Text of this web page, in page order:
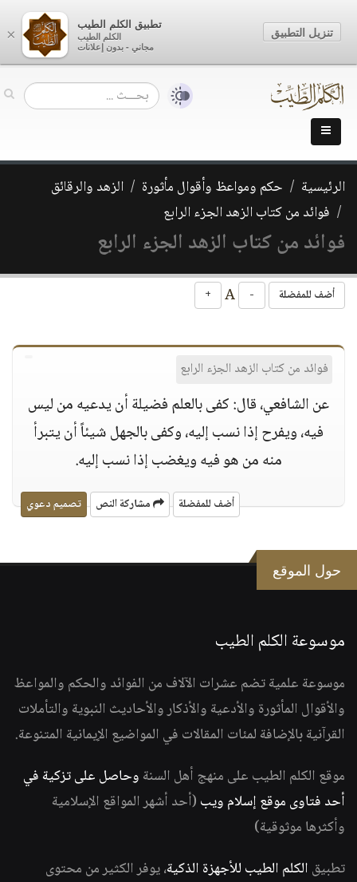
الرئيسية حكم ومواعظ وأقوال مأثورة
الزهد والرقائق
فوائد من كتاب الزهد الجزء الرابع
فوائد من كتاب الزهد الجزء الرابع
أضف للمفضلة -
+
فوائد من كتاب الزهد الجزء الرابع
عن الشافعي، قال: كفى بالعلم فضيلة أن يدعيه من ليس
فيه، ويفرح إذا نسب إليه، وكفى بالجهل شيئاً أن يتبرأ
منه من هو فيه ويغضب إذا نسب إليه.
أضف للمفضلة مشاركة النص تصميم دعوي
حول الموقع
موسوعة الكلم الطيب
موسوعة علمية تضم عشرات الآلاف من الفوائد والحكم والمواعظ
والأقوال المأثورة والأدعية والأذكار والأحاديث النبوية والتأملات
القرآنية بالإضافة لمئات المقالات في المواضيع الإيمانية المتنوعة.
موقع الكلم الطيب على منهج أهل السنة وحاصل على تزكية في
أحد فتاوى موقع إسلام ويب (أحد أشهر المواقع الإسلامية
وأكثرها موثوقية)
تطبيق الكلم الطيب للأجهزة الذكية، يوفر الكثير من محتوى
×
تطبيق الكلم الطيب
الكلم الطيب
مجاني - بدون إعلانات
تنزيل التطبيق